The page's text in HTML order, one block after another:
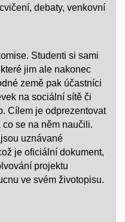
debaty, venkovní
Studenti si sami
jim ale nakonec
země pak účastníci
na sociální sítě či
Cílem je odprezentovat
se na něm naučili.
uznávané
je oficiální dokument,
projektu
ve svém životopisu.